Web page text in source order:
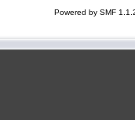
Powered by SMF